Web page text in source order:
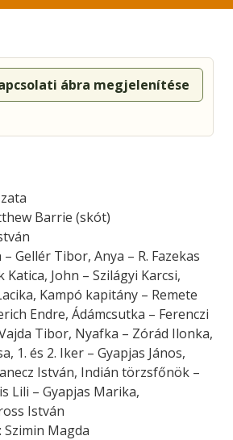
ábra megjelenítése
Barrie (skót)
Gellér Tibor, Anya – R. Fazekas
Katica, John – Szilágyi Karcsi,
Kampó kapitány – Remete
Endre, Ádámcsutka – Ferenczi
Tibor, Nyafka – Zórád Ilonka,
1. és 2. Iker – Gyapjas János,
István, Indián törzsfőnök –
Lili – Gyapjas Marika,
István
Magda